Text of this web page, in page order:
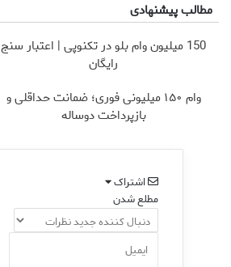
مطالب پیشنهادی
150 میلیون وام بلو در تکنوپی | اعتبار سنج
رایگان
وام ۱۵۰ میلیونی فوری؛ ضمانت حداقلی و
بازپرداخت دوساله
اشتراک
مطلع شدن